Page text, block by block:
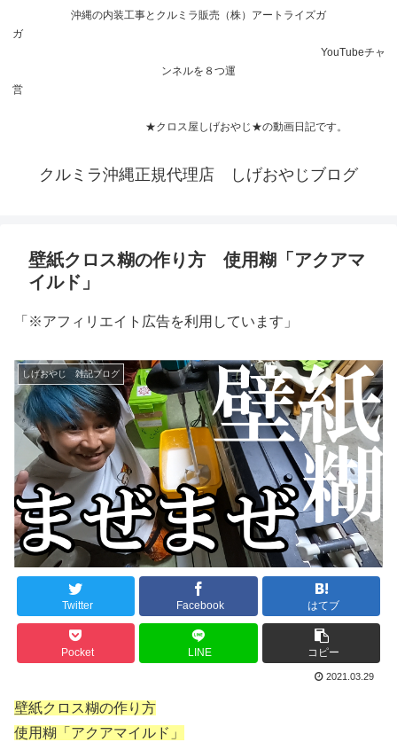
沖縄の内装工事とクルミラ販売（株）アートライズガ
ガ
YouTubeチャ
ンネルを８つ運
営
★クロス屋しげおやじ★の動画日記です。
クルミラ沖縄正規代理店 しげおやじブログ
壁紙クロス糊の作り方 使用糊「アクアマ
イルド」
「※アフィリエイト広告を利用しています」
しげおやじ 雑記ブログ
Twitter Facebook はてブ
Pocket LINE コピー
2021.03.29
壁紙クロス糊の作り方
使用糊「アクアマイルド」